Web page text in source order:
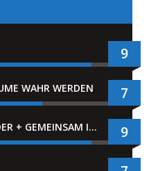
9
WAHR WERDEN 7
SUPER MARIO BROS. WONDER + GEMEINSAM IM BELLABEL-PARK 9